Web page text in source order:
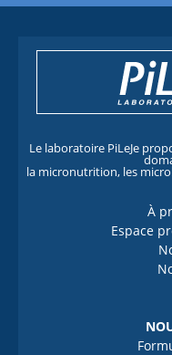
Le laboratoire PiLeJe
la micronutrition, les
À
Espace